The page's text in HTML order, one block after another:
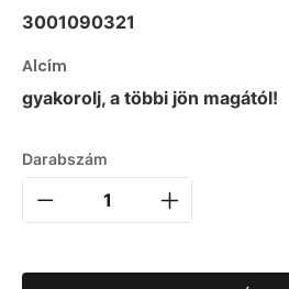
3001090321
Alcím
gyakorolj, a többi jön magától!
Darabszám